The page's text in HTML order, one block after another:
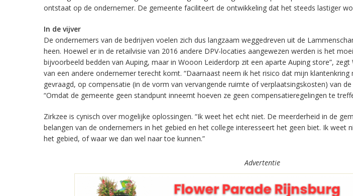
ontstaat op de ondernemer. De gemeente faciliteert de ontwikkeling dat het steeds lastiger
In de vijver
De ondernemers van de bedrijven voelen zich dus langzaam weggedreven uit de
heen. Hoewel er in de retailvisie van 2016 andere DPV-locaties aangewezen werden is het
bijvoorbeeld bedden van Auping, maar in Wooon Leiderdorp zit een aparte Auping store”, zegt
van een andere ondernemer terecht komt. “Daarnaast neem ik het risico dat mijn
gevraagd, op compensatie (in de vorm van vervangende ruimte of verplaatsingskosten) van
“Omdat de gemeente geen standpunt inneemt hoeven ze geen compensatieregelingen te
Zirkzee is cynisch over mogelijke oplossingen. “Ik weet het echt niet. De meerderheid in de
belangen van de ondernemers in het gebied en het college interesseert het geen biet. Ik weet
het gebied, of waar we dan wel naar toe kunnen.”
Advertentie